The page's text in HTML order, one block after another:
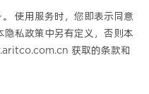
使用服务时，您即表示同意
私政策中另有定义，否则本
获取的条款和